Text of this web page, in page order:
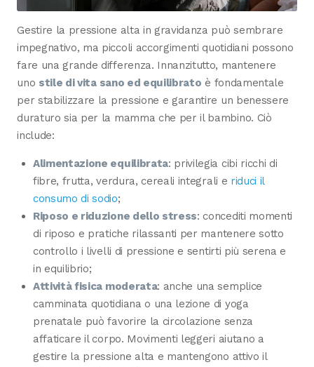
Gestire la pressione alta in gravidanza può sembrare
impegnativo, ma piccoli accorgimenti quotidiani possono
fare una grande differenza. Innanzitutto, mantenere
uno stile di vita sano ed equilibrato è fondamentale
per stabilizzare la pressione e garantire un benessere
duraturo sia per la mamma che per il bambino. Ciò
include:
Alimentazione equilibrata: privilegia cibi ricchi di
fibre, frutta, verdura, cereali integrali e riduci il
consumo di sodio;
Riposo e riduzione dello stress: concediti momenti
di riposo e pratiche rilassanti per mantenere sotto
controllo i livelli di pressione e sentirti più serena e
in equilibrio;
Attività fisica moderata: anche una semplice
camminata quotidiana o una lezione di yoga
prenatale può favorire la circolazione senza
affaticare il corpo. Movimenti leggeri aiutano a
gestire la pressione alta e mantengono attivo il